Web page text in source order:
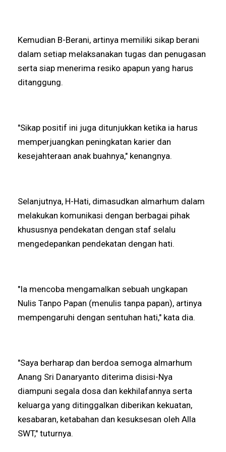
Kemudian B-Berani, artinya memiliki sikap berani
dalam setiap melaksanakan tugas dan penugasan
serta siap menerima resiko apapun yang harus
ditanggung.
"Sikap positif ini juga ditunjukkan ketika ia harus
memperjuangkan peningkatan karier dan
kesejahteraan anak buahnya," kenangnya.
Selanjutnya, H-Hati, dimasudkan almarhum dalam
melakukan komunikasi dengan berbagai pihak
khususnya pendekatan dengan staf selalu
mengedepankan pendekatan dengan hati.
"Ia mencoba mengamalkan sebuah ungkapan
Nulis Tanpo Papan (menulis tanpa papan), artinya
mempengaruhi dengan sentuhan hati," kata dia.
"Saya berharap dan berdoa semoga almarhum
Anang Sri Danaryanto diterima disisi-Nya
diampuni segala dosa dan kekhilafannya serta
keluarga yang ditinggalkan diberikan kekuatan,
kesabaran, ketabahan dan kesuksesan oleh Alla
SWT," tuturnya.